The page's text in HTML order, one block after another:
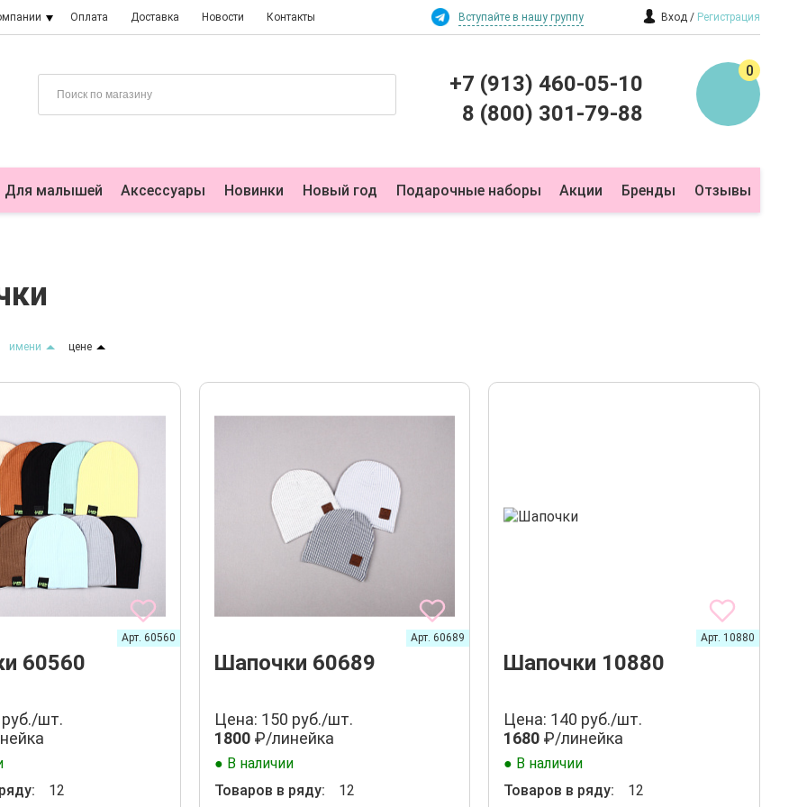
Оплата Доставка Новости Контакты Вступайте в нашу группу Вход Регистрация
+7 (913) 460-05-10
8 (800) 301-79-88
0
Для малышей Аксессуары Новинки Новый год Подарочные наборы Акции Бренды Отзывы
имени цене
60560
Арт. 60560
шт.
12
Шапочки 60689
Арт. 60689
Цена: 150 руб./шт.
1800₽/линейка
● В наличии
Товаров в ряду:
12
Шапочки 10880
Арт. 10880
Цена: 140 руб./шт.
1680 ₽/линейка
● В наличии
Товаров в ряду:
12